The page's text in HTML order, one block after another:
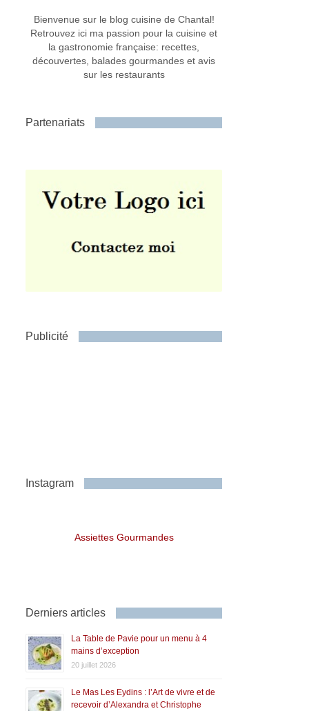
Bienvenue sur le blog cuisine de Chantal!
Retrouvez ici ma passion pour la cuisine et
la gastronomie française: recettes,
découvertes, balades gourmandes et avis
sur les restaurants
Partenariats
Publicité
Instagram
Assiettes Gourmandes
Derniers articles
La Table de Pavie pour un menu à 4
mains d’exception
20 juillet 2026
Le Mas Les Eydins : l’Art de vivre et de
recevoir d’Alexandra et Christophe